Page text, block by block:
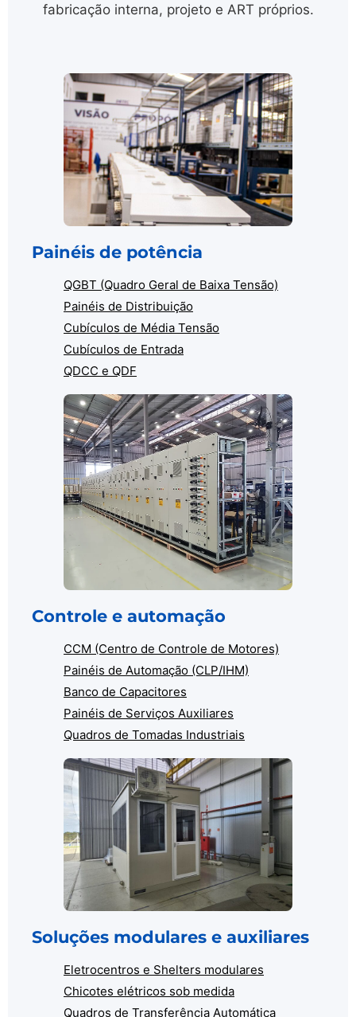
fabricação interna, projeto e ART próprios.
Painéis de potência
QGBT (Quadro Geral de Baixa Tensão)
Painéis de Distribuição
Cubículos de Média Tensão
Cubículos de Entrada
QDCC e QDF
Controle e automação
CCM (Centro de Controle de Motores)
Painéis de Automação (CLP/IHM)
Banco de Capacitores
Painéis de Serviços Auxiliares
Quadros de Tomadas Industriais
Soluções modulares e auxiliares
Eletrocentros e Shelters modulares
Chicotes elétricos sob medida
Quadros de Transferência Automática